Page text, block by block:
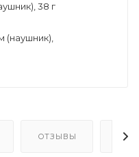
38 г
(наушник),
ОТЗЫВЫ